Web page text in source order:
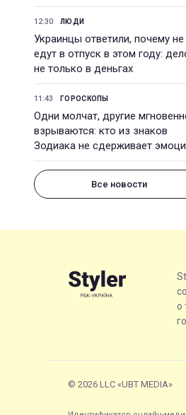
12:30 ЛЮДИ
Украинцы ответили, почему не
едут в отпуск в этом году:
не только в деньгах
11:43 ГОРОСКОПЫ
Одни молчат, другие
взрываются: кто из знаков
Зодиака не сдерживает
Все новости
о
© 2026 LLC «UBT MEDIA»